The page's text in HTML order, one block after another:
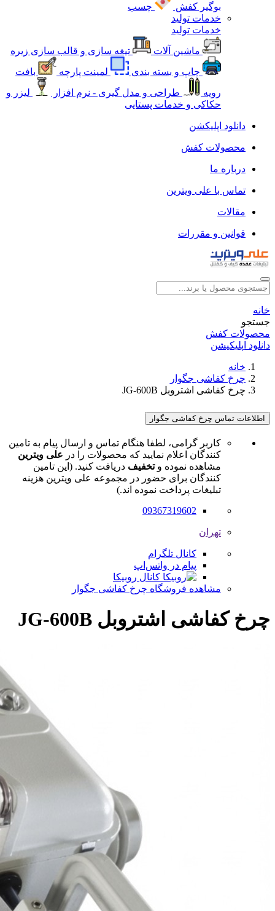
بوگیر کفش
چسب
خدمات تولید
خدمات تولید
ماشین آلات
تیغه سازی و قالب سازی زیره
چاپ و بسته بندی
لمینت پارچه
بافت
رویه
طراحی و مدل گیری - نرم افزار
لیزر و
حکاکی و خدمات پستایی
دانلود اپلیکشن
محصولات کفش
درباره ما
تماس با علی ویترین
مقالات
قوانین و مقررات
خانه
جستجو
محصولات کفش
دانلود اپلیکیشن
خانه
چرخ کفاشی جگوار
چرخ کفاشی اشتروبل JG-600B
اطلاعات تماس چرخ کفاشی جگوار
کاربر گرامی، لطفا هنگام تماس و ارسال پیام به تامین
کنندگان اعلام نمایید که محصولات را در علی ویترین
مشاهده نموده وتخفیف دریافت کنید. (این تامین
کنندگان برای حضور در مجموعه علی ویترین هزینه
تبلیغات پرداخت نموده اند.)
09367319602
تهران
کانال تلگرام
پیام در واتس‌اپ
کانال روبیکا
مشاهده فروشگاه چرخ کفاشی جگوار
چرخ کفاشی اشتروبل JG-600B